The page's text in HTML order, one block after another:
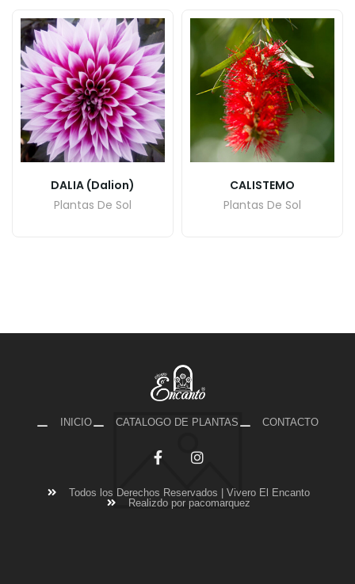
DALIA (Dalion)
Plantas De Sol
CALISTEMO
Plantas De Sol
INICIO CATALOGO DE PLANTAS CONTACTO
Todos los Derechos Reservados | Vivero El Encanto
Realizdo por pacomarquez